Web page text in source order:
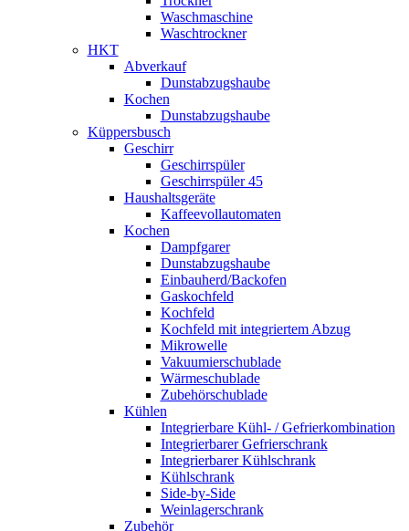
Waschmaschine
Waschtrockner
HKT
Abverkauf
Dunstabzugshaube
Kochen
Dunstabzugshaube
Küppersbusch
Geschirr
Geschirrspüler
Geschirrspüler 45
Haushaltsgeräte
Kaffeevollautomaten
Kochen
Dampfgarer
Dunstabzugshaube
Einbauherd/Backofen
Gaskochfeld
Kochfeld
Kochfeld mit integriertem Abzug
Mikrowelle
Vakuumierschublade
Wärmeschublade
Zubehörschublade
Kühlen
Integrierbare Kühl- / Gefrierkombination
Integrierbarer Gefrierschrank
Integrierbarer Kühlschrank
Kühlschrank
Side-by-Side
Weinlagerschrank
Zubehör